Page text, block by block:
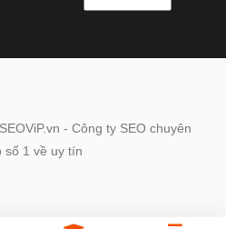
- Công ty SEO chuyên
số 1 về uy tín